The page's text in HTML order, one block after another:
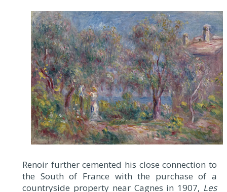
Renoir further cemented his close connection to
the South of France with the purchase of a
countryside property near Cagnes in 1907, Les